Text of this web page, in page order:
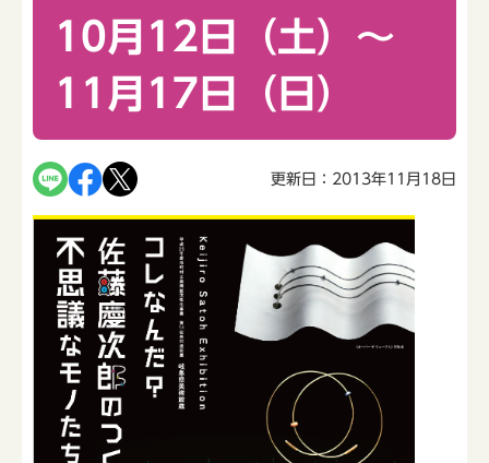
10月12日（土）～
11月17日（日）
更新日：2013年11月18日